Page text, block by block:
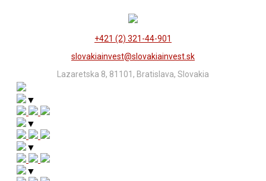
+421 (2) 321-44-901
slovakiainvest@slovakiainvest.sk
Lazaretska 8, 81101, Bratislava, Slovakia
▼
▼
▼
▼